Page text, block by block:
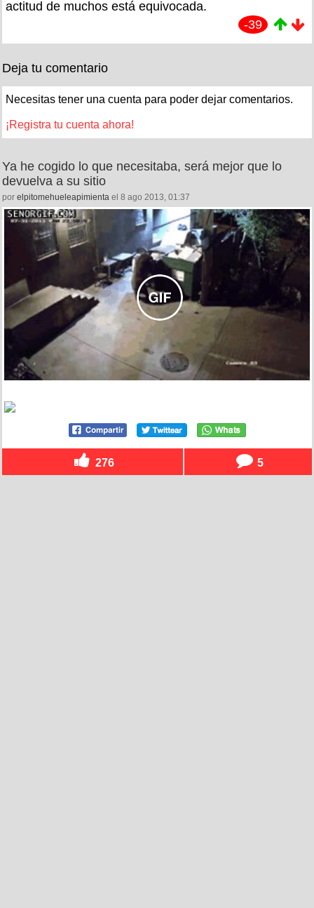
actitud de muchos está equivocada.
-39
Deja tu comentario
Necesitas tener una cuenta para poder dejar comentarios.
¡Registra tu cuenta ahora!
Ya he cogido lo que necesitaba, será mejor que lo
devuelva a su sitio
por elpitomehueleapimienta el 8 ago 2013, 01:37
276 5